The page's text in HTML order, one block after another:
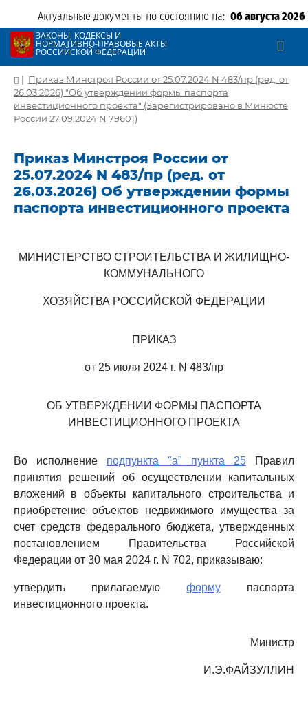
Актуальные документы по состоянию на: 06 августа 2026
ЗАКОНЫ, КОДЕКСЫ И
НОРМАТИВНО-ПРАВОВЫЕ АКТЫ
РОССИЙСКОЙ ФЕДЕРАЦИИ
| Приказ Минстроя России от 25.07.2024 N 483/пр (ред. от
26.03.2026) "Об утверждении формы паспорта
инвестиционного проекта" (Зарегистрировано в Минюсте
России 27.09.2024 N 79601)
Приказ Минстроя России от
25.07.2024 N 483/пр (ред. от
26.03.2026) Об утверждении формы
паспорта инвестиционного проекта
МИНИСТЕРСТВО СТРОИТЕЛЬСТВА И ЖИЛИЩНО-
КОММУНАЛЬНОГО
ХОЗЯЙСТВА РОССИЙСКОЙ ФЕДЕРАЦИИ
ПРИКАЗ
от 25 июля 2024 г. N 483/пр
ОБ УТВЕРЖДЕНИИ ФОРМЫ ПАСПОРТА
ИНВЕСТИЦИОННОГО ПРОЕКТА
Во исполнение подпункта "а" пункта 25 Правил
принятия решений об осуществлении капитальных
вложений в объекты капитального строительства и
приобретение объектов недвижимого имущества за
счет средств федерального бюджета, утвержденных
постановлением Правительства Российской
Федерации от 30 мая 2024 г. N 702, приказываю:
утвердить прилагаемую форму паспорта
инвестиционного проекта.
Министр
И.Э.ФАЙЗУЛЛИН